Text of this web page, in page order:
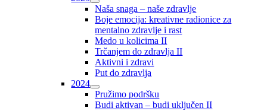
Naša snaga – naše zdravlje
Boje emocija: kreativne radionice za
mentalno zdravlje i rast
Medo u kolicima II
Trčanjem do zdravlja II
Aktivni i zdravi
Put do zdravlja
2024
Pružimo podršku
Budi aktivan – budi uključen II